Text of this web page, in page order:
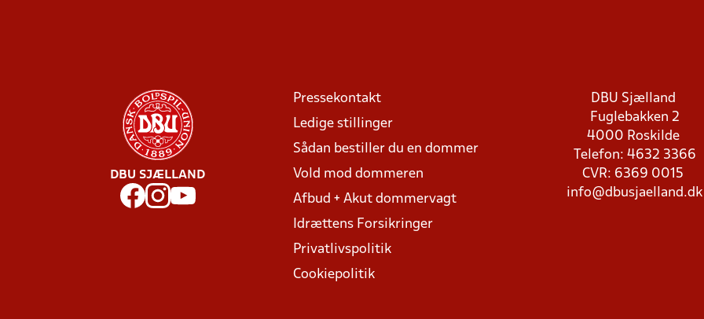
DBU SJÆLLAND
Pressekontakt
Ledige stillinger
Sådan bestiller du en dommer
Vold mod dommeren
Afbud + Akut dommervagt
Idrættens Forsikringer
Privatlivspolitik
Cookiepolitik
DBU Sjælland
Fuglebakken 2
4000 Roskilde
Telefon: 4632 3366
CVR: 6369 0015
info@dbusjaelland.dk